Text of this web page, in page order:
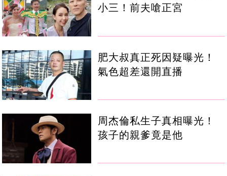
小三！前夫嗆正宮
肥大叔真正死因疑曝光！
氣色超差還開直播
周杰倫私生子真相曝光！
孩子的親爹竟是他